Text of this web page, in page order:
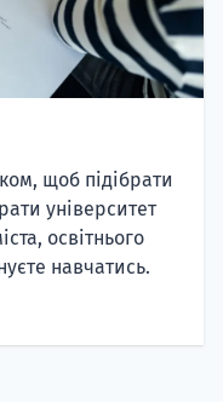
щоб підібрати
університет
освітнього
навчатись.